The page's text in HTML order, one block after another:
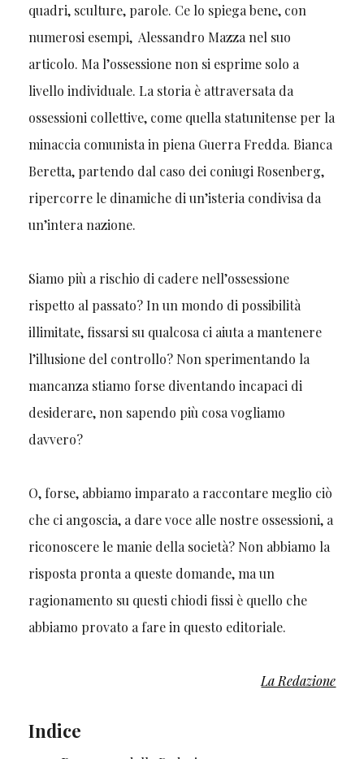
quadri, sculture, parole. Ce lo spiega bene, con
numerosi esempi, Alessandro Mazza nel suo
articolo. Ma l’ossessione non si esprime solo a
livello individuale. La storia è attraversata da
ossessioni collettive, come quella statunitense per la
minaccia comunista in piena Guerra Fredda. Bianca
Beretta, partendo dal caso dei coniugi Rosenberg,
ripercorre le dinamiche di un’isteria condivisa da
un’intera nazione.
Siamo più a rischio di cadere nell’ossessione
rispetto al passato? In un mondo di possibilità
illimitate, fissarsi su qualcosa ci aiuta a mantenere
l’illusione del controllo? Non sperimentando la
mancanza stiamo forse diventando incapaci di
desiderare, non sapendo più cosa vogliamo
davvero?
O, forse, abbiamo imparato a raccontare meglio ciò
che ci angoscia, a dare voce alle nostre ossessioni, a
riconoscere le manie della società? Non abbiamo la
risposta pronta a queste domande, ma un
ragionamento su questi chiodi fissi è quello che
abbiamo provato a fare in questo editoriale.
La Redazione
Indice